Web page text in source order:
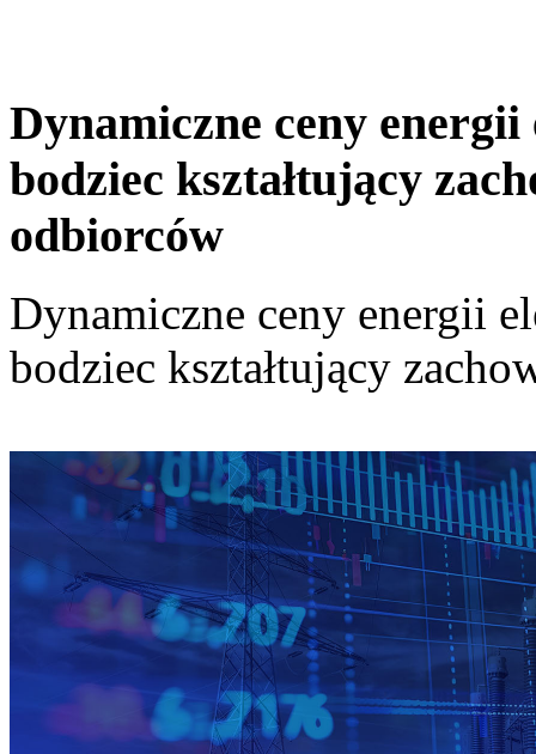
Dynamiczne ceny
bodziec kształtujący
odbiorców
Dynamiczne ceny energii
bodziec kształtujący